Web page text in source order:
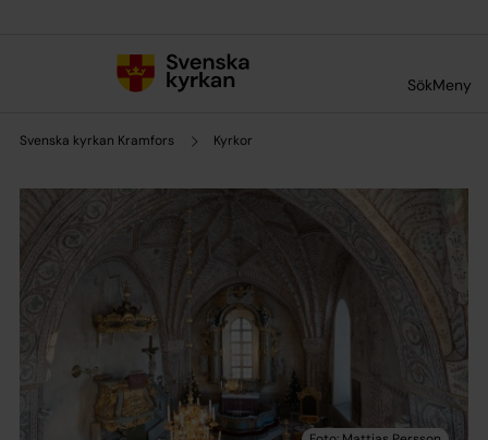
SökMeny
Svenska kyrkan Kramfors Kyrkor